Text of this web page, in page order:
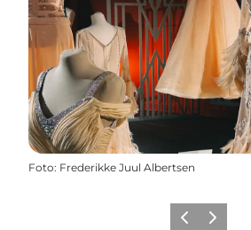
Foto: Frederikke Juul Albertsen
ZurückWeiter